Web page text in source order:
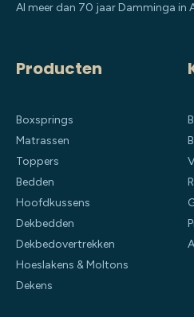
Al meer dan 70 jaar Damminga in
Producten
Boxsprings
Matrassen
Toppers
Bedden
Hoofdkussens
Dekbedden
Dekbedovertrekken
Hoeslakens & Moltons
Dekens